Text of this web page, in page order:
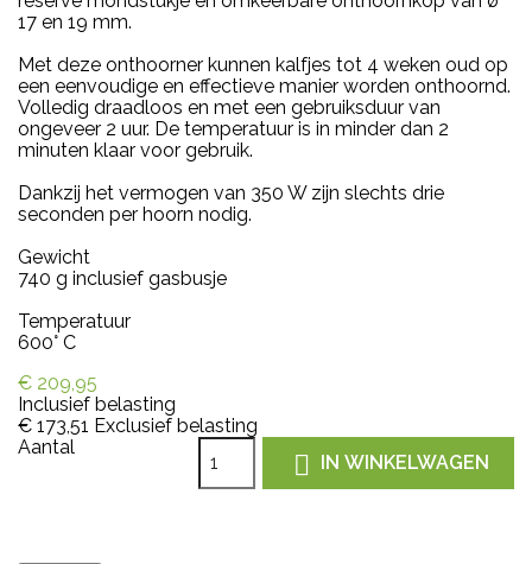
17 en 19 mm.
Met deze onthoorner kunnen kalfjes tot 4 weken oud op
een eenvoudige en effectieve manier worden onthoornd.
Volledig draadloos en met een gebruiksduur van
ongeveer 2 uur. De temperatuur is in minder dan 2
minuten klaar voor gebruik.
Dankzij het vermogen van 350 W zijn slechts drie
seconden per hoorn nodig.
Gewicht
740 g inclusief gasbusje
Temperatuur
600° C
€ 209,95
Inclusief belasting
€ 173,51 Exclusief belasting
Aantal
 IN WINKELWAGEN